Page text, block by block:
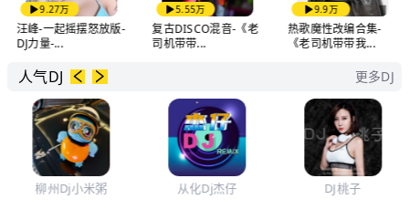
9.27万
汪峰-一起摇摆怒放版-
DJ力量-...
5.55万
复古DISCO混音-《老
司机带带...
9.9万
热歌魔性改编合集-
《老司机带带我...
人气DJ 更多DJ
柳州Dj小米粥 从化Dj杰仔 DJ桃子